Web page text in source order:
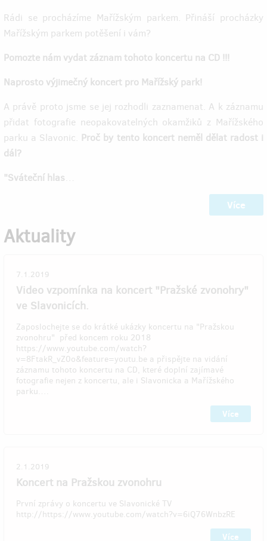
Rádi se procházíme Mařížským parkem. Přináší procházky
Mařížským parkem potěšení i vám?
Pomozte nám vydat záznam tohoto koncertu na CD !!!
Naprosto výjimečný koncert pro Mařížský park!
A právě proto jsme se jej rozhodli zaznamenat. A k záznamu
přidat fotografie neopakovatelných okamžiků z Mařížského
parku a Slavonic. Proč by tento koncert neměl dělat radost i
dál?
"Sváteční hlas…
Více
Aktuality
7.1.2019
Video vzpomínka na koncert "Pražské zvonohry"
ve Slavonicích.
Zaposlochejte se do krátké ukázky koncertu na "Pražskou
zvonohru" před koncem roku 2018
https://www.youtube.com/watch?
v=8FtakR_vZ0o&feature=youtu.be a přispějte na vidání
záznamu tohoto koncertu na CD, které doplní zajímavé
fotografie nejen z koncertu, ale i Slavonicka a Mařížského
parku.…
Více
2.1.2019
Koncert na Pražskou zvonohru
První zprávy o koncertu ve Slavonické TV
http://https://www.youtube.com/watch?v=6iQ76WnbzRE
Více